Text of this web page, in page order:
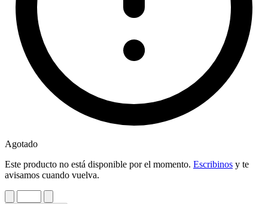
Agotado
Este producto no está disponible por el momento. Escribinos y te
avisamos cuando vuelva.